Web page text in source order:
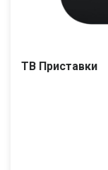
ТВ Приставки